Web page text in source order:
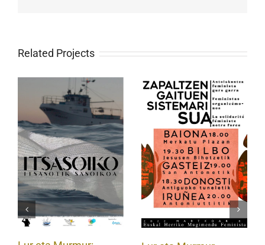
Related Projects